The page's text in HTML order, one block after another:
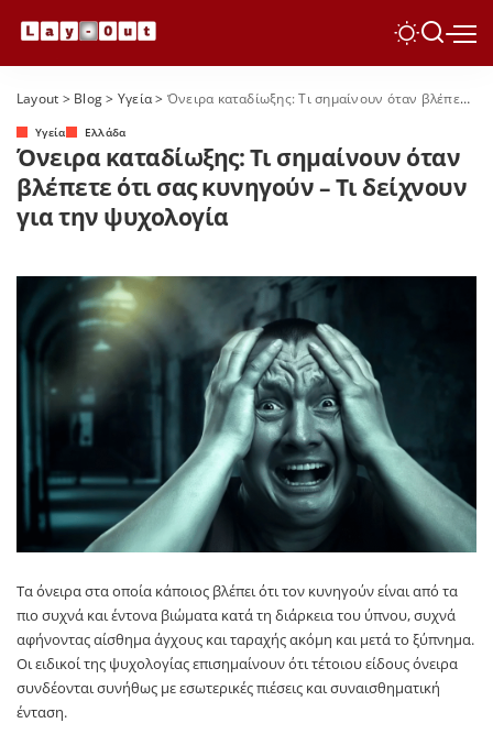
Layout > Blog> Yγεία> Όνειρα καταδίωξης: Τι σημαίνουν όταν βλέπετε ότι σας κυνηγούν – Τι δείχνουν για την ψυχολογία
Yγεία Ελλάδα
Όνειρα καταδίωξης: Τι σημαίνουν όταν
βλέπετε ότι σας κυνηγούν – Τι δείχνουν
για την ψυχολογία
Τα όνειρα στα οποία κάποιος βλέπει ότι τον κυνηγούν είναι από τα
πιο συχνά και έντονα βιώματα κατά τη διάρκεια του ύπνου, συχνά
αφήνοντας αίσθημα άγχους και ταραχής ακόμη και μετά το ξύπνημα.
Οι ειδικοί της ψυχολογίας επισημαίνουν ότι τέτοιου είδους όνειρα
συνδέονται συνήθως με εσωτερικές πιέσεις και συναισθηματική
ένταση.